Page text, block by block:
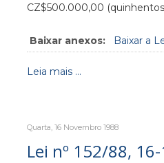
CZ$500.000,00
Baixar anexos: Baixar a
Leia mais ...
Quarta, 16 Novembro 1988
Lei nº 152/88,